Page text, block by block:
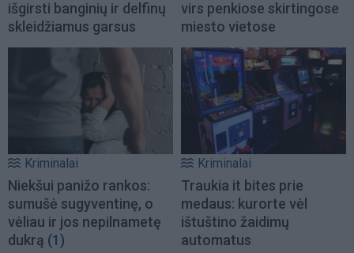
išgirsti banginių ir delfinų
skleidžiamus garsus
virs penkiose skirtingose
miesto vietose
Kriminalai
Niekšui panižo rankos:
sumušė sugyventinę, o
vėliau ir jos nepilnametę
dukrą (1)
Kriminalai
Traukia it bites prie
medaus: kurorte vėl
ištuštino žaidimų
automatus